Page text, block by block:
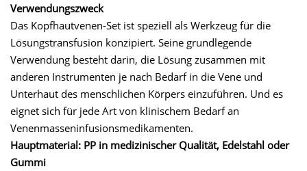
Verwendungszweck
Das Kopfhautvenen-Set ist speziell als Werkzeug für die
Lösungstransfusion konzipiert. Seine grundlegende
Verwendung besteht darin, die Lösung zusammen mit
anderen Instrumenten je nach Bedarf in die Vene und
Unterhaut des menschlichen Körpers einzuführen. Und es
eignet sich für jede Art von klinischem Bedarf an
Venenmasseninfusionsmedikamenten.
Hauptmaterial: PP in medizinischer Qualität, Edelstahl oder
Gummi